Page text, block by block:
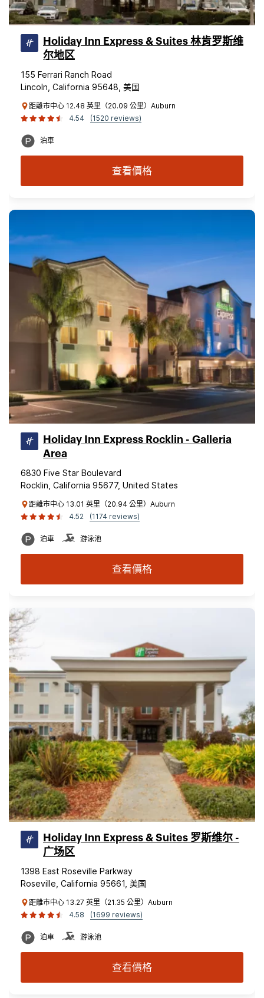
Holiday Inn Express & Suites 林肯罗斯维
尔地区
155 Ferrari Ranch Road
Lincoln, California 95648, 美国
距離市中心 12.48 英里（20.09 公里）Auburn
4.54
(1520 reviews)
泊車
查看價格
Holiday Inn Express Rocklin - Galleria
Area
6830 Five Star Boulevard
Rocklin, California 95677, United States
距離市中心 13.01 英里（20.94 公里）Auburn
4.52
(1174 reviews)
泊車 游泳池
查看價格
Holiday Inn Express & Suites 罗斯维尔 -
广场区
1398 East Roseville Parkway
Roseville, California 95661, 美国
距離市中心 13.27 英里（21.35 公里）Auburn
4.58
(1699 reviews)
泊車 游泳池
查看價格